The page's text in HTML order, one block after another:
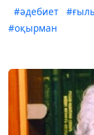
#әдебиет
#оқырман